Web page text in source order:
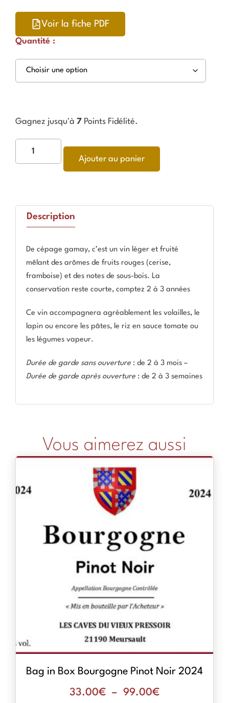
Voir la fiche PDF
Quantité :
Gagnez jusqu'à 7 Points Fidélité.
Ajouter au panier
Description
De cépage gamay, c’est un vin léger et fruité
mêlant des arômes de fruits rouges (cerise,
framboise) et des notes de sous-bois. La
conservation reste courte, comptez 2 à 3 années
Ce vin accompagnera agréablement les volailles, le
lapin ou encore les pâtes, le riz en sauce tomate ou
les légumes vapeur.
Durée de garde sans ouverture : de 2 à 3 mois –
Durée de garde après ouverture : de 2 à 3 semaines
Vous aimerez aussi
Bag in Box Bourgogne Pinot Noir 2024
33.00€ – 99.00€